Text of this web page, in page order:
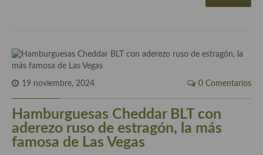
Quesos, recetas
Salazones y encurtidos
Recetas de Cuaresma
Recetas maridadas con los mejores AOVES
19 noviembre, 2024 0 Comentarios
Hamburguesas Cheddar BLT con
aderezo ruso de estragón, la más
famosa de Las Vegas